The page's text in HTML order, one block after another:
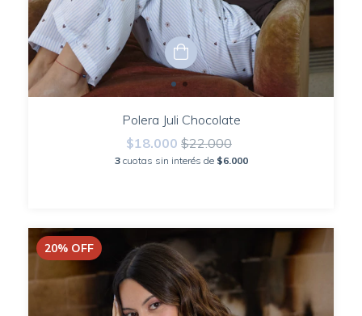
Polera Juli Chocolate
$18.000 $22.000
3 cuotas sin interés de $6.000
20% OFF